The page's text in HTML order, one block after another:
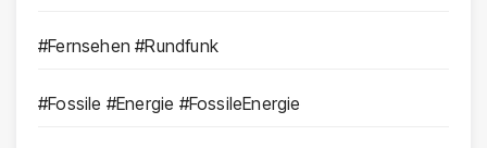
#Fernsehen #Rundfunk
#Fossile #Energie #FossileEnergie